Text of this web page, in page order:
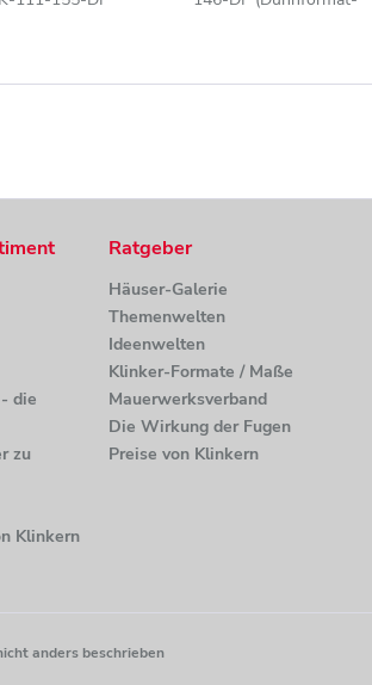
die
zu
Klinkern
Ratgeber
Häuser-Galerie
Themenwelten
Ideenwelten
Klinker-Formate / Maße
Mauerwerksverband
Die Wirkung der Fugen
Preise von Klinkern
anders beschrieben